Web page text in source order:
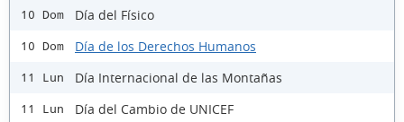
10 Dom Día del Físico
10 Dom Día de los Derechos Humanos
11 Lun Día Internacional de las Montañas
11 Lun Día del Cambio de UNICEF